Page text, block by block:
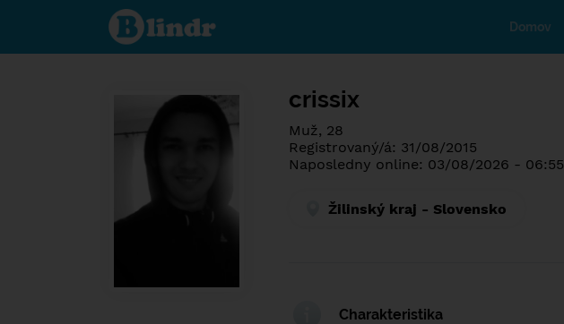
Spoznaj čo je
pod maskou.
Zoznamovacia
Domov
crissix
Muž, 28
Registrovaný/á: 31/08/2015
Naposledny online: 03/08/2026 - 06:55
Žilinský kraj - Slovensko
Charakteristika